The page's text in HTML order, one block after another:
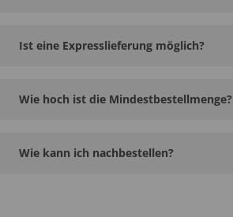
Ist eine Expresslieferung möglich?
Wie hoch ist die Mindestbestellmenge?
Wie kann ich nachbestellen?